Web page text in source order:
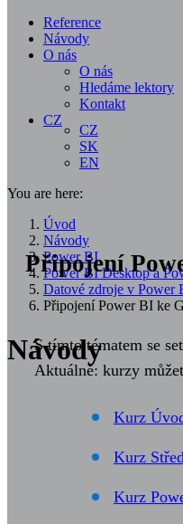
Reference
Návody
O nás
O nás
Hledáme lektory
Kontakt
CZ
CZ
SK
EN
You are here:
Úvod
Návody
Power BI
Power BI Desktop a
Datové zdroje v Power
Připojení Power BI ke
Návody
Připojení
S tímto tématem se
Aktuálně: kurzy
Kurz
Kurz
Kurz